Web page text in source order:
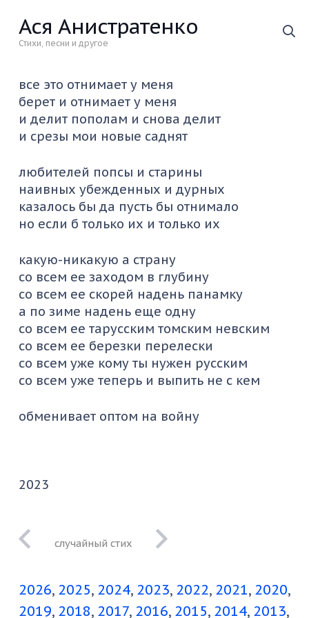
Ася Анистратенко
Стихи, песни и другое
все это отнимает у меня
берет и отнимает у меня
и делит пополам и снова делит
и срезы мои новые саднят
любителей попсы и старины
наивных убежденных и дурных
казалось бы да пусть бы отнимало
но если б только их и только их
какую-никакую а страну
со всем ее заходом в глубину
со всем ее скорей надень панамку
а по зиме надень еще одну
со всем ее тарусским томским невским
со всем ее березки перелески
со всем уже кому ты нужен русским
со всем уже теперь и выпить не с кем
обменивает оптом на войну
2023
2026 2025 2024 2023 2022 2021 2020
2019 2018 2017 2016 2015 2014 2013